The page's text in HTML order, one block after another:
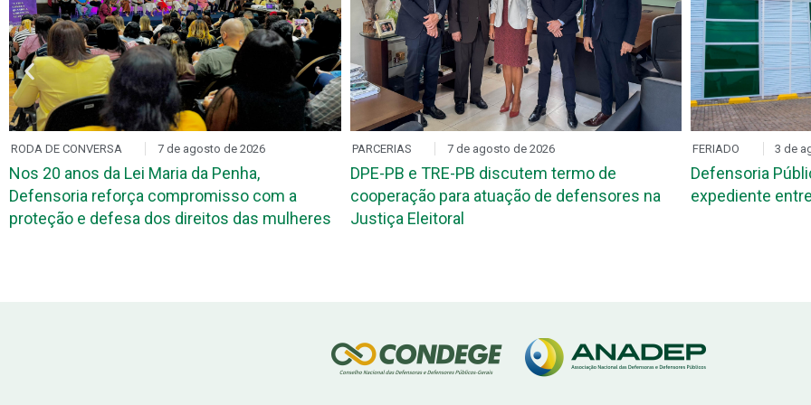
PARCERIAS 7 de agosto de 2026
DPE-PB e TRE-PB discutem termo de
cooperação para atuação de defensores na
Justiça Eleitoral
FERIADO 3 de agosto de 2026
Defensoria Pública terá alterações no
expediente entre os dias 5 e 11 de agosto
REUNIÃO
DPE-PB
das